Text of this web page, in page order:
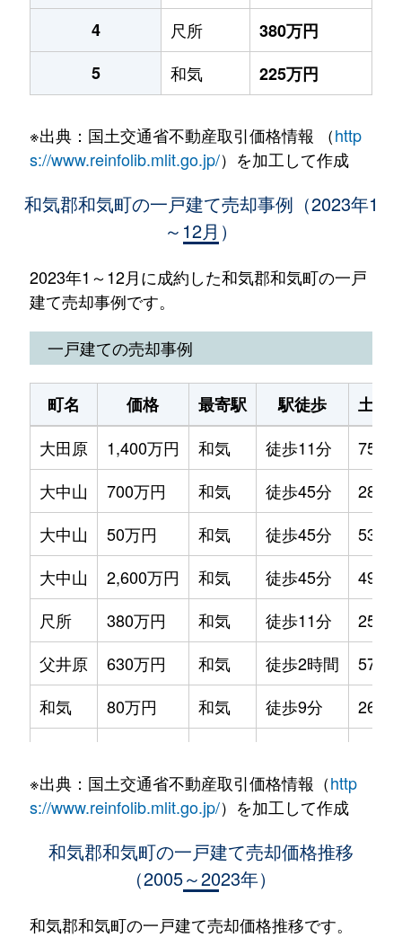
4
尺所
380万円
5
和気 225万円
※出典：国土交通省不動産取引価格情報 （http
s://www.reinfolib.mlit.go.jp/）を加工して作成
和気郡和気町の一戸建て売却事例（2023年1
～12月）
2023年1～12月に成約した和気郡和気町の一戸
建て売却事例です。
一戸建ての売却事例
町名 価格 最寄駅 駅徒歩
土地
大田原
1,400万円 和気 徒歩11分
大中山
700万円 和気 徒歩45分
大中山
50万円 和気 徒歩45分
大中山
2,600万円 和気 徒歩45分
尺所
380万円 和気 徒歩11分
父井原
630万円 和気 徒歩2時間
和気
80万円 和気 徒歩9分
和気
170万円 和気 徒歩4分
※出典：国土交通省不動産取引価格情報（http
s://www.reinfolib.mlit.go.jp/）を加工して作成
和気郡和気町の一戸建て売却価格推移
（2005～2023年）
和気郡和気町の一戸建て売却価格推移です。